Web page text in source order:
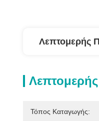
Λεπτομερής
Τόπος Καταγωγής: